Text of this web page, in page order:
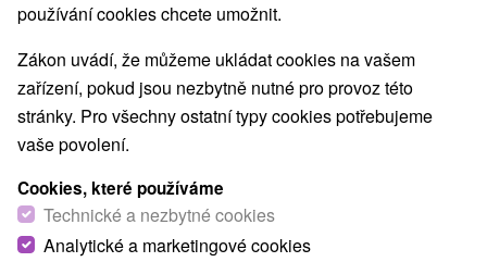
Obce a města
pro dva Rajecké Teplice(5)
VŠECHNY TOP - NEJPRODÁVANĚJŠÍ
používání cookies chcete umožnit.
Zákon uvádí, že můžeme ukládat cookies na vašem
zařízení, pokud jsou nezbytně nutné pro provoz této
stránky. Pro všechny ostatní typy cookies potřebujeme
vaše povolení.
Cookies, které používáme
Technické a nezbytné cookies
Analytické a marketingové cookies